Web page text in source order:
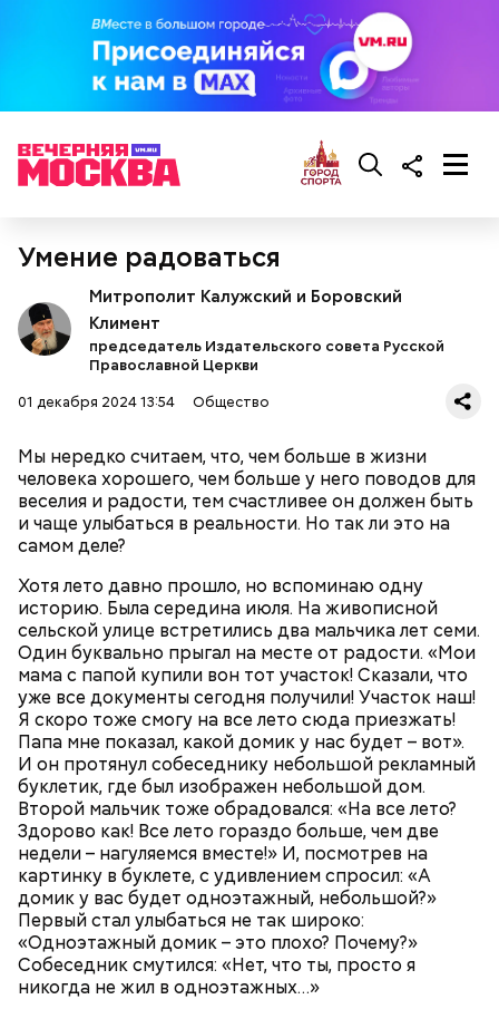
Умение радоваться
Митрополит Калужский и Боровский
Климент
председатель Издательского совета Русской
Православной Церкви
01 декабря 2024 13:54
Общество
Мы нередко считаем, что, чем больше в жизни
человека хорошего, чем больше у него поводов для
веселия и радости, тем счастливее он должен быть
и чаще улыбаться в реальности. Но так ли это на
самом деле?
Хотя лето давно прошло, но вспоминаю одну
историю. Была середина июля. На живописной
сельской улице встретились два мальчика лет семи.
Один буквально прыгал на месте от радости. «Мои
мама с папой купили вон тот участок! Сказали, что
уже все документы сегодня получили! Участок наш!
Я скоро тоже смогу на все лето сюда приезжать!
Папа мне показал, какой домик у нас будет – вот».
И он протянул собеседнику небольшой рекламный
буклетик, где был изображен небольшой дом.
Второй мальчик тоже обрадовался: «На все лето?
Здорово как! Все лето гораздо больше, чем две
недели – нагуляемся вместе!» И, посмотрев на
картинку в буклете, с удивлением спросил: «А
домик у вас будет одноэтажный, небольшой?»
Первый стал улыбаться не так широко:
«Одноэтажный домик – это плохо? Почему?»
Собеседник смутился: «Нет, что ты, просто я
никогда не жил в одноэтажных…»
— Есть опасность, что гнилостные процессы
распространились по всему плоду. Ей можно
отравиться.
Еще важно знать, откуда дыню привезли к нам,
подчеркнула диетолог. Самолетом их не
доставляют, поэтому пока она приедет, как и
любые фрукты и овощи, она может терять свои
витамины.
— Ранний сорт «Колхозница» выращивают в
России. А дыня «Торпеда» растет в основном в